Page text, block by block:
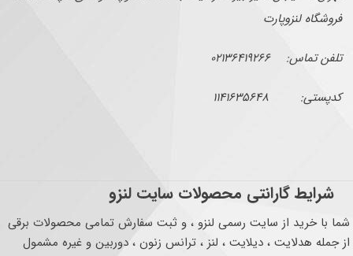
فروشگاه لنزوپارت
تلفن تماس: ۰۲۱۳۶۴۱۹۲۶۶
کدپستی: ۱۱۴۱۶۳۵۶۴۸
شرایط گارانتی محصولات سایت لنزو
شما با خرید از سایت رسمی لنزو ، و ثبت سفارش تمامی محصولات برقی
از جمله هدلایت ، دیلایت ، لنز ، ترانس زنون ، دوربین و غیره مشمول